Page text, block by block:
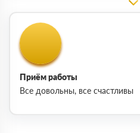
Приём работы
Все довольны, все счастливы